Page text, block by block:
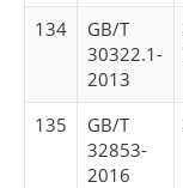
134
GB/T
30322.1-
2013
135
GB/T
32853-
2016